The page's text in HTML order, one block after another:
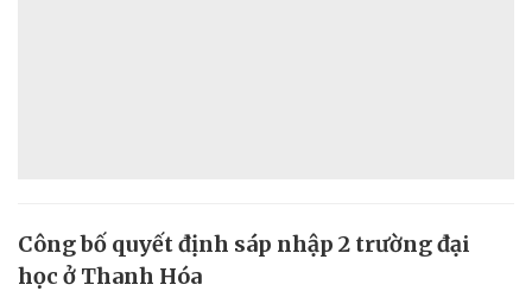
Công bố quyết định sáp nhập 2 trường đại
học ở Thanh Hóa